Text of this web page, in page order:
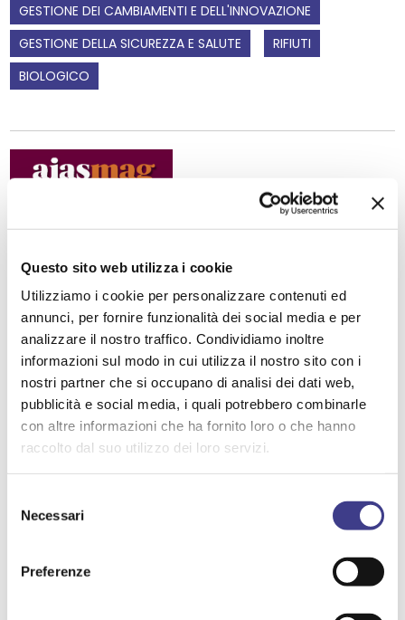
Questo sito web utilizza i cookie
Utilizziamo i cookie per personalizzare contenuti ed
annunci, per fornire funzionalità dei social media e per
analizzare il nostro traffico. Condividiamo inoltre
informazioni sul modo in cui utilizza il nostro sito con i
nostri partner che si occupano di analisi dei dati web,
pubblicità e social media, i quali potrebbero combinarle
con altre informazioni che ha fornito loro o che hanno
raccolto dal suo utilizzo dei loro servizi.
delNecessari
Preferenze
GESTIONE DEI CAMBIAMENTI E DELL'INNOVAZIONE
GESTIONE DELLA SICUREZZA E SALUTE
RIFIUTI
BIOLOGICO
AIASMAG N. 38
DIRETTIVA MACCHINE
SOSTENIBILITA' ECONOMICA, SOCIALE, AMBIENTALE,
PRIVACY / DATA PROTECTION / CYBERSECURITY